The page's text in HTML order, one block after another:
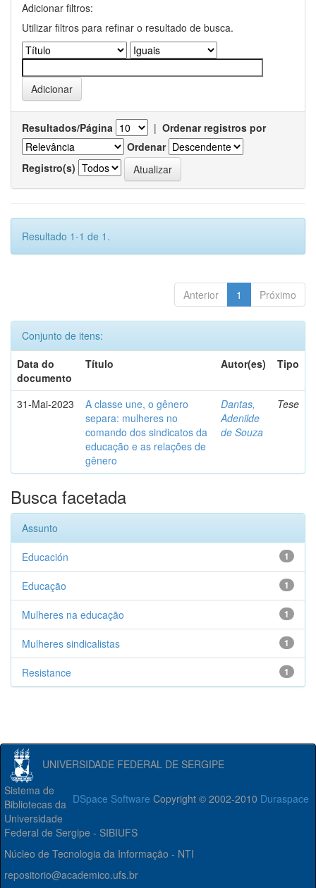
Adicionar filtros:
Utilizar filtros para refinar o resultado de busca.
Resultados/Página | Ordenar registros por
Ordenar
Registro(s)
Resultado 1-1 de 1.
Anterior 1 Próximo
Conjunto de itens:
Data do
documento
Título Autor(es) Tipo
31-Mai-2023
A classe une, o gênero
separa: mulheres no
comando dos sindicatos da
educação e as relações de
gênero
Dantas,
Adenilde
de Souza
Tese
Busca facetada
Assunto
1
Educación
1
Educação
1
Mulheres na educação
1
Mulheres sindicalistas
1
Resistance
UNIVERSIDADE FEDERAL DE SERGIPE
DSpace Software Copyright © 2002-2010 Duraspace
Sistema de
Bibliotecas da
Universidade
Federal de Sergipe - SIBIUFS
Núcleo de Tecnologia da Informação - NTI
repositorio@academico.ufs.br